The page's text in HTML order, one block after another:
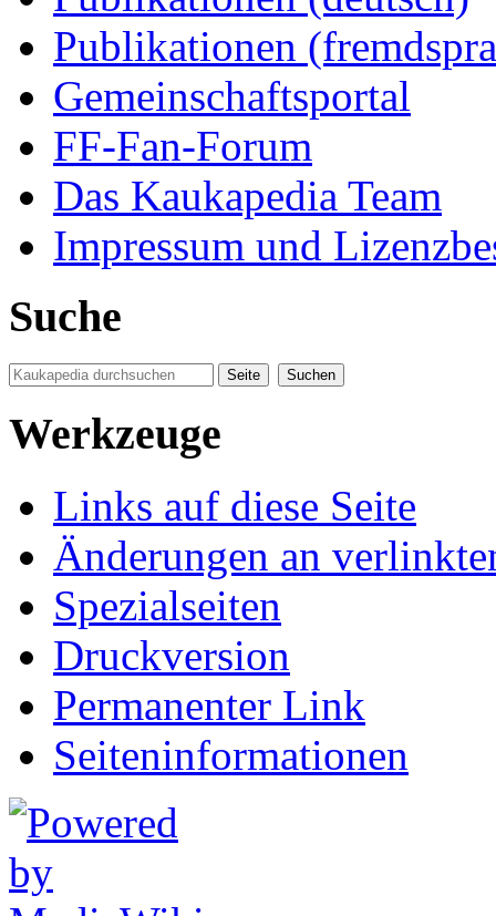
Publikationen
Gemeinschaftsportal
FF-Fan-Forum
Das Kaukapedia Team
Impressum und
Suche
Werkzeuge
Links auf diese Seite
Änderungen an
Spezialseiten
Druckversion
Permanenter Link
Seiten­informationen